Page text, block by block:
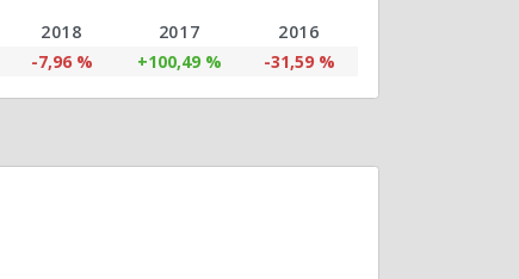
2018 2017
2016
-7,96 % +100,49 % -31,59 %